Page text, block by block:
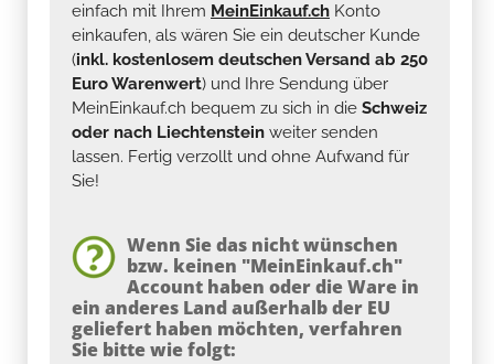
einfach mit Ihrem MeinEinkauf.ch Konto
einkaufen, als wären Sie ein deutscher Kunde
(inkl. kostenlosem deutschen Versand ab 250
Euro Warenwert) und Ihre Sendung über
MeinEinkauf.ch bequem zu sich in die Schweiz
oder nach Liechtenstein weiter senden
lassen. Fertig verzollt und ohne Aufwand für
Sie!
Wenn Sie das nicht wünschen
bzw. keinen "MeinEinkauf.ch"
Account haben oder die Ware in
ein anderes Land außerhalb der EU
geliefert haben möchten, verfahren
Sie bitte wie folgt: